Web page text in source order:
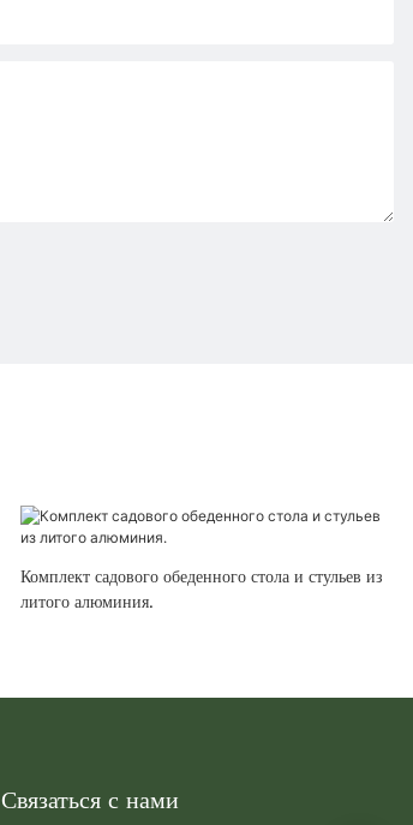
Комплект садового обеденного стола и стульев из
литого алюминия.
Связаться с нами